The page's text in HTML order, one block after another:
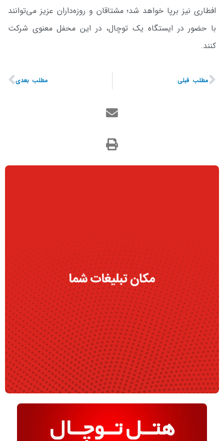
افطاری نیز برپا خواهد شد؛ مشتاقان و روزه‌داران عزیز می‌توانند
با حضور در ایستگاه یک توچال، در این محفل معنوی شرکت
کنند.
مطلب قبلی مطلب بعدی